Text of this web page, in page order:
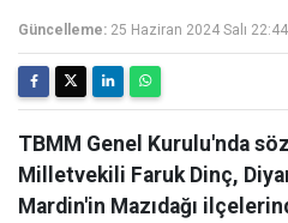
Güncelleme: 25 Haziran 2024 Salı 22:44
TBMM Genel Kurulu'nda
Milletvekili Faruk Dinç,
Mardin'in Mazıdağı